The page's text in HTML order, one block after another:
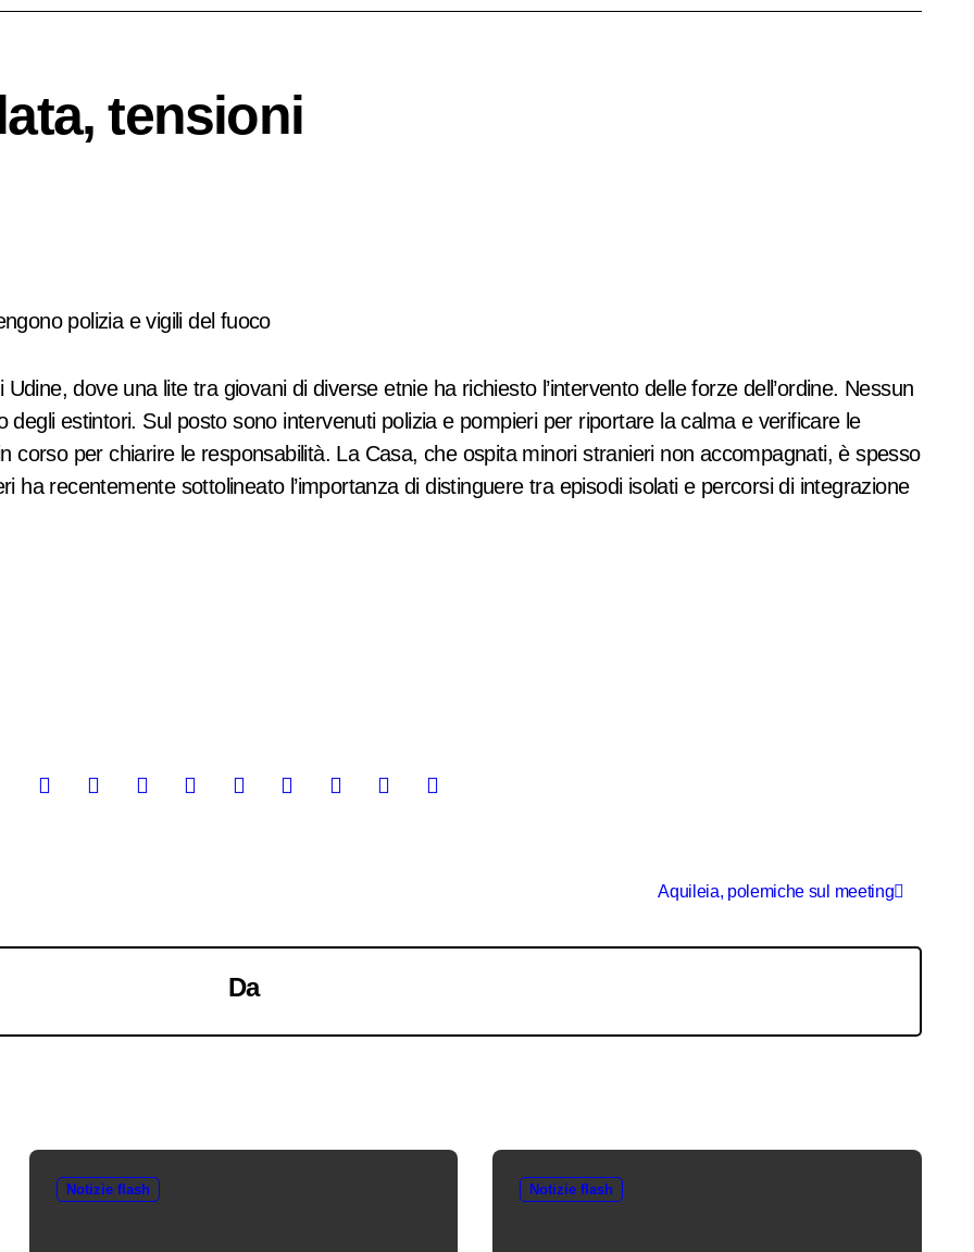
tensioni
polizia e vigili del fuoco
dove una lite tra giovani di diverse etnie ha richiesto l’intervento delle forze dell’ordine. Nessun
degli estintori. Sul posto sono intervenuti polizia e pompieri per riportare la calma e verificare le
corso per chiarire le responsabilità. La Casa, che ospita minori stranieri non accompagnati, è spesso
ha recentemente sottolineato l’importanza di distinguere tra episodi isolati e percorsi di integrazione
Aquileia, polemiche sul meeting
Da
Notizie flash Notizie flash